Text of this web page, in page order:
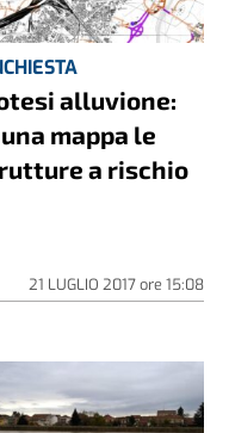
alluvione:
mappa le
a rischio
21 LUGLIO 2017ore 15:08